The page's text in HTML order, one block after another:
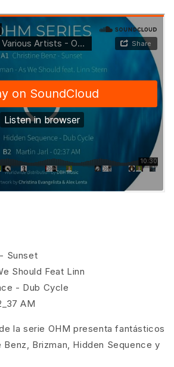
Sunset
Should Feat Linn
- Dub Cycle
AM
de la serie OHM presenta fantásticos
Brizman, Hidden Sequence y